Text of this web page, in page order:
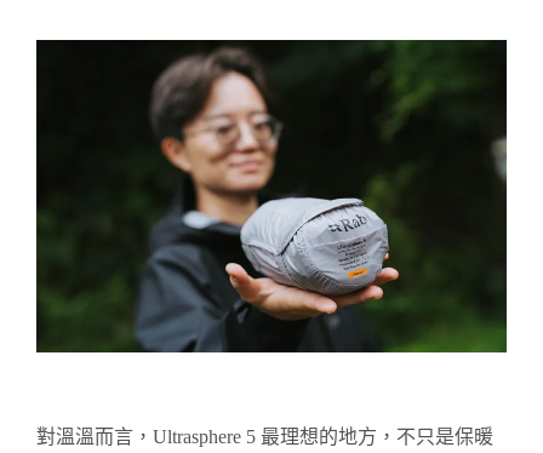
對溫溫而言，Ultrasphere 5 最理想的地方，不只是保暖